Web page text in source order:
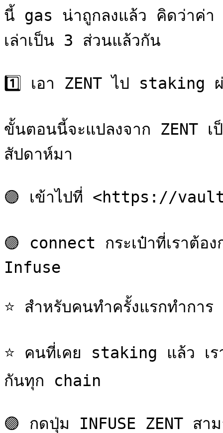
นี้ gas น่าถูกลงแล้ว คิดว่าค่า
เล่าเป็น 3 ส่วนแล้วกัน
1️⃣ เอา ZENT ไป
ขั้นตอนนี้จะแปลงจาก ZENT
สัปดาห์มา
🟣 เข้าไปที่ <https://
🟣 connect กระเป๋าที่เราต้อ
Infuse
⭐ สำหรับคนทำครั้งแรกทำกา
⭐ คนที่เคย staking แล้ว เร
กันทุก chain
🟣 กดปุ่ม INFUSE ZENT ส